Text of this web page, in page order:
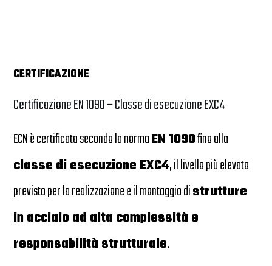
CERTIFICAZIONE
Certificazione EN 1090 – Classe di esecuzione EXC4
ECN è certificata secondo la normaEN 1090fino alla
classe di esecuzione EXC4, il livello più elevato
previsto per la realizzazione e il montaggio distrutture
in acciaio ad alta complessità e
responsabilità strutturale.